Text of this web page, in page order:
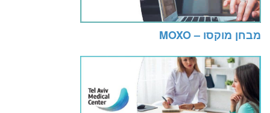
מבחן מוקסו – MOXO